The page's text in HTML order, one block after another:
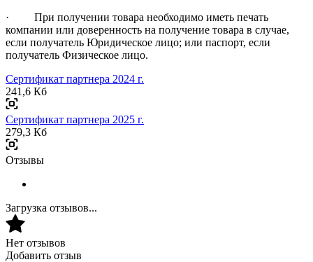
· При получении товара необходимо иметь печать
компании или доверенность на получение товара в случае,
если получатель Юридическое лицо; или паспорт, если
получатель Физическое лицо.
Сертификат партнера 2024 г.
241,6 Кб
Сертификат партнера 2025 г.
279,3 Кб
Отзывы
Загрузка отзывов...
Нет отзывов
Добавить отзыв